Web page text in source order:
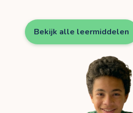
Bekijk alle leermiddelen